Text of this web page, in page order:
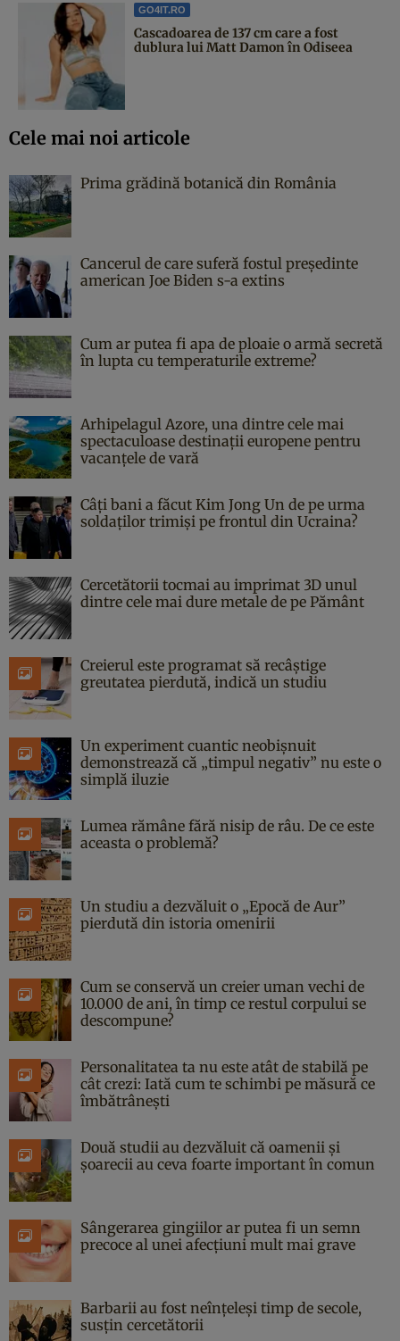
GO4IT.RO
Cascadoarea de 137 cm care a fost
dublura lui Matt Damon în Odiseea
Cele mai noi articole
Prima grădină botanică din România
Cancerul de care suferă fostul președinte
american Joe Biden s-a extins
Cum ar putea fi apa de ploaie o armă secretă
în lupta cu temperaturile extreme?
Arhipelagul Azore, una dintre cele mai
spectaculoase destinații europene pentru
vacanțele de vară
Câți bani a făcut Kim Jong Un de pe urma
soldaților trimiși pe frontul din Ucraina?
Cercetătorii tocmai au imprimat 3D unul
dintre cele mai dure metale de pe Pământ
Creierul este programat să recâștige
greutatea pierdută, indică un studiu
Un experiment cuantic neobișnuit
demonstrează că „timpul negativ” nu este o
simplă iluzie
Lumea rămâne fără nisip de râu. De ce este
aceasta o problemă?
Un studiu a dezvăluit o „Epocă de Aur”
pierdută din istoria omenirii
Cum se conservă un creier uman vechi de
10.000 de ani, în timp ce restul corpului se
descompune?
Personalitatea ta nu este atât de stabilă pe
cât crezi: Iată cum te schimbi pe măsură ce
îmbătrânești
Două studii au dezvăluit că oamenii și
șoarecii au ceva foarte important în comun
Sângerarea gingiilor ar putea fi un semn
precoce al unei afecțiuni mult mai grave
Barbarii au fost neînțeleși timp de secole,
susțin cercetătorii